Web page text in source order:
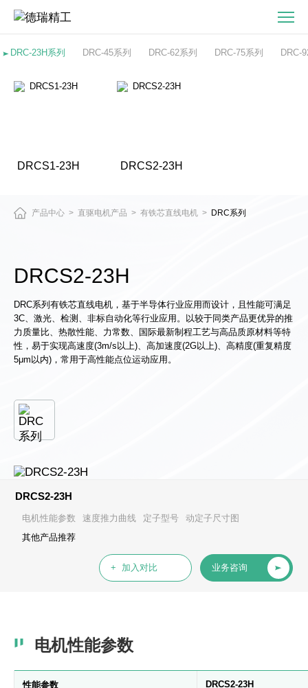
DRCS2-
23H
铁DRC-23H系列 DRC-45系列 DRC-62系列 DRC-75系列 DRC-
DRCS1-23H DRCS2-23H
产品中心 > 直驱电机产品 > 有铁芯直线电机 > DRC系列
DRCS2-23H
DRC系列有铁芯直线电机，基于半导体行业应用而设计，且性能可满足
3C、激光、检测、非标自动化等行业应用。以较于同类产品更优异的推
力质量比、热散性能、力常数、国际最新制程工艺与高品质原材料等特
性，易于实现高速度(3m/s以上)、高加速度(2G以上)、高精度(重复精度
5μm以内)，常用于高性能点位运动应用。
DRCS2-23H
电机性能参数 速度推力曲线 定子型号
动定子尺寸图
其他产品推荐
+ 加入对比 业务咨询
电机性能参数
性能参数 DRCS2-23H